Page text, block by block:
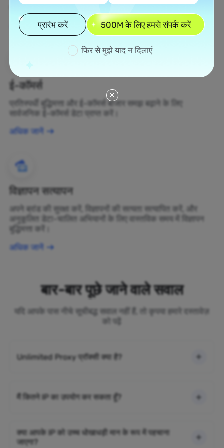
अधिक जानें
ई-कॉमर्स
प्रतिस्पर्धी बुद्धिमत्ता और ई-कॉमर्स बाजार समझ बढ़ाने के लिए
सार्वजनिक ई-कॉमर्स डेटा प्राप्त करें।
अधिक जानें
विज्ञापन सत्यापन
अपने ब्रांड की सुरक्षा करें, विज्ञापनों की सत्यता सत्यापित करें, और
अनुकूलित डेटा-चालित अभियानों के लिए वास्तविक समय में विज्ञापन
बुद्धिमत्ता करें।
अधिक जानें
बार-बार पूछे जाने वाले सवाल
यदि आपके पास नीचे सूचीबद्ध सवाल नहीं हैं, तो कृपया हमारे दस्तावेज़
को पढ़ें
Unlimited Proxy प्रॉक्सी क्या है?
मैं कितने IP का उपयोग कर सकता हूँ?
क्या आपके IP को उच्च धोखाधड़ी मान के रूप में पहचाना
जाएगा?
प्रारंभ करें 500M के लिए हमसे संपर्क करें
फिर से मुझे याद न दिलाएं